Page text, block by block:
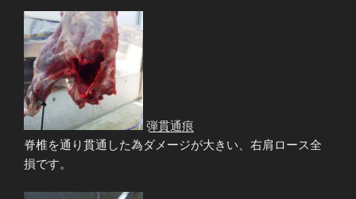
弾貫通痕
脊椎を通り貫通した為ダメージが大きい、右肩ロース全
損です。